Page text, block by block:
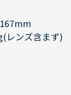
レンズ含まず)